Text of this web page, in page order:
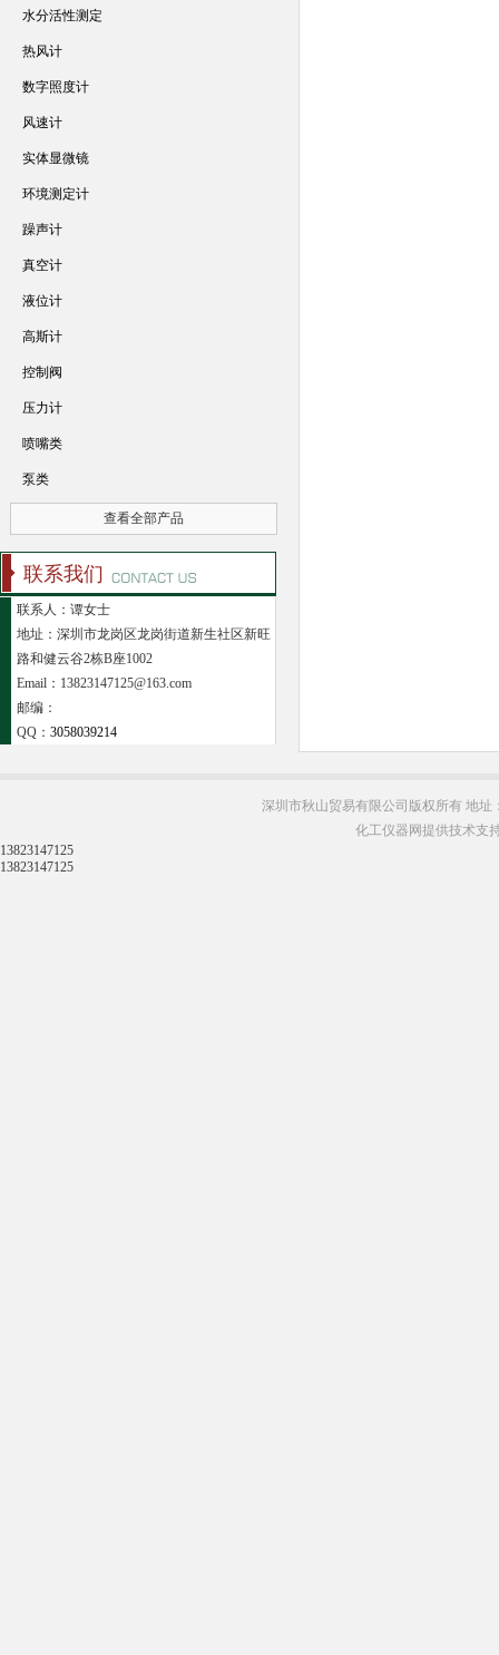
水分活性测定
热风计
数字照度计
风速计
实体显微镜
环境测定计
躁声计
真空计
液位计
高斯计
控制阀
压力计
喷嘴类
泵类
查看全部产品
联系我们
联系人：谭女士
地址：深圳市龙岗区龙岗街道新生社区新旺
路和健云谷2栋B座1002
Email：13823147125@163.com
邮编：
QQ： 3058039214
深圳市秋山贸易有限公司版权所有 地址
化工仪器网提供技术支
13823147125
13823147125